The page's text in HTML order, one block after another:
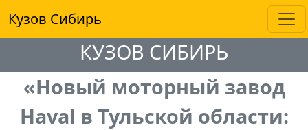
Кузов Сибирь
КУЗОВ СИБИРЬ
«Новый моторный завод
Haval в Тульской области: